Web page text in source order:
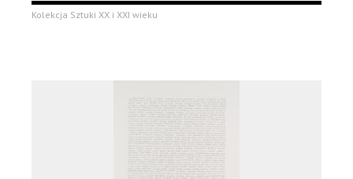
Kolekcja Sztuki XX i XXI wieku